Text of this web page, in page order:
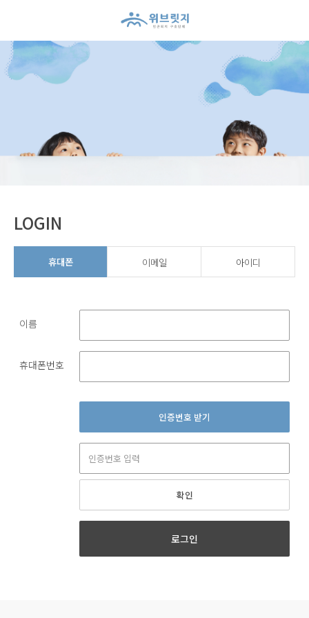
LOGIN
휴대폰 이메일 아이디
이름
휴대폰번호
인증번호 받기
확인
로그인